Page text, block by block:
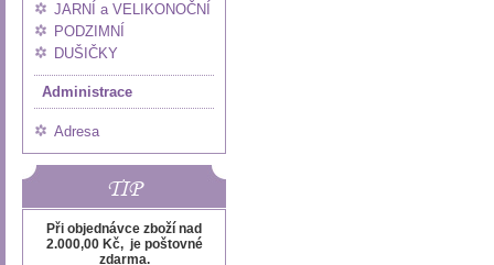
JARNÍ a VELIKONOČNÍ
PODZIMNÍ
DUŠIČKY
Administrace
Adresa
TIP
Při objednávce zboží nad
2.000,00 Kč, je poštovné
zdarma.